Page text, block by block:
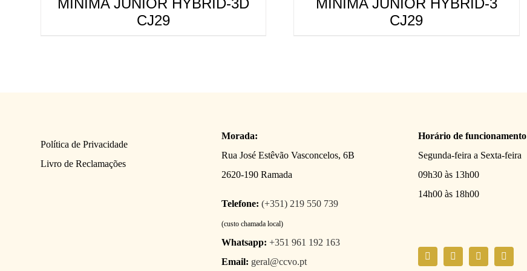
MINIMA JUNIOR HYBRID-3D
CJ29
MINIMA JUNIOR HYBRID-3
CJ29
Política de Privacidade
Livro de Reclamações
Morada:
Rua José Estêvão Vasconcelos, 6B
2620-190 Ramada
Telefone: (+351) 219 550 739
(custo chamada local)
Whatsapp: +351 961 192 163
Email: geral@ccvo.pt
Horário de funcionamento
Segunda-feira a Sexta-feira
09h30 às 13h00
14h00 às 18h00